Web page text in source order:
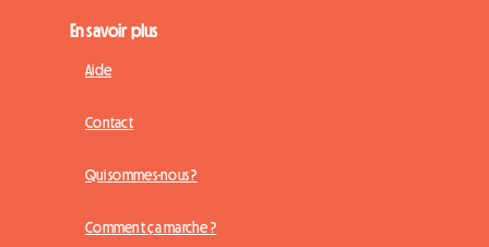
En savoir plus
Aide
Contact
Qui sommes-nous ?
Comment ça marche ?